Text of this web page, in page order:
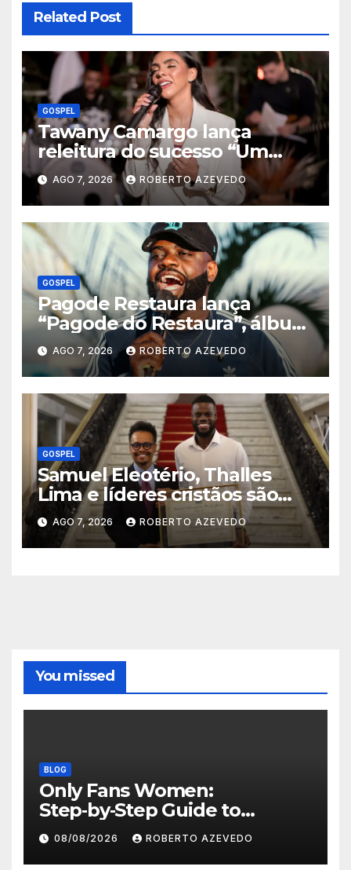
Related Post
GOSPEL
Tawany Camargo lança
releitura do sucesso “Um
Novo Dia” pela Louvor Eterno
AGO 7, 2026 ROBERTO AZEVEDO
GOSPEL
Pagode Restaura lança
“Pagode do Restaura”, álbum
gravado ao vivo em Madureira
(RJ)
AGO 7, 2026 ROBERTO AZEVEDO
GOSPEL
Samuel Eleotério, Thalles
Lima e líderes cristãos são
homenageados na Câmara
Municipal do Rio de Janeiro
AGO 7, 2026 ROBERTO AZEVEDO
You missed
BLOG
Only Fans Women:
Step‑by‑Step Guide to
Secure, Private Access and
Premium Experience
08/08/2026 ROBERTO AZEVEDO